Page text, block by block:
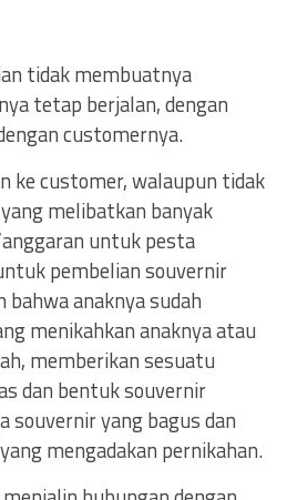
tidak membuatnya
tetap berjalan, dengan
customernya.
ke customer, walaupun tidak
melibatkan banyak
untuk pesta
pembelian souvernir
anaknya sudah
menikahkan anaknya atau
memberikan sesuatu
dan bentuk souvernir
souvernir yang bagus dan
mengadakan pernikahan.